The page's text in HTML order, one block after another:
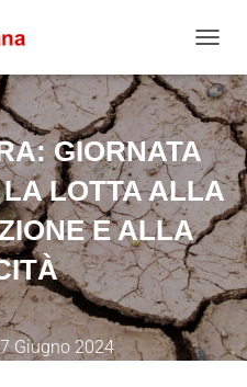
GIORNATA
LOTTA ALLA
E ALLA
Giugno 2024